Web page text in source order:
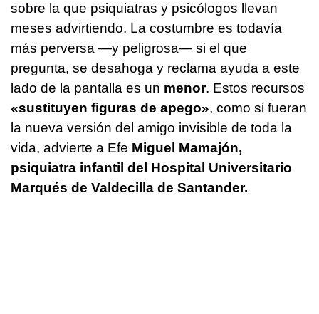
sobre la que psiquiatras y psicólogos llevan
meses advirtiendo. La costumbre es todavía
más perversa —y peligrosa— si el que
pregunta, se desahoga y reclama ayuda a este
lado de la pantalla es un menor. Estos recursos
«sustituyen figuras de apego», como si fueran
la nueva versión del amigo invisible de toda la
vida, advierte a Efe Miguel Mamajón,
psiquiatra infantil del Hospital Universitario
Marqués de Valdecilla de Santander.